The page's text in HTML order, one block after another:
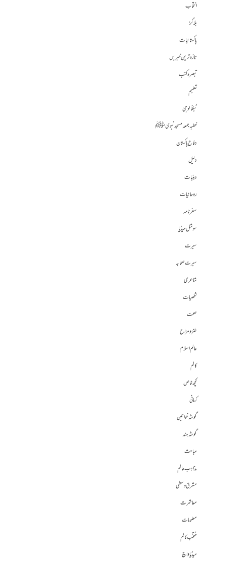
انتخاب
بلاگز
پاکستانیات
تازہ ترین خبریں
تبصرہ کتب
تعلیم
ٹیکنالوجی
خطبہ جمعہ مسجد نبوی ﷺ
دفاع پاکستان
دلیل
دینیات
روحانیات
سفرنامہ
سوشل میڈیا
سیرت
سیرت صحابہ
شاعری
شخصیات
صحت
طنز و مزاح
عالم اسلام
کالم
کچھ خاص
کہانی
گوشہ خواتین
گوشہ ہند
مباحث
مذاہب عالم
مشرق وسطی
معاشرت
معلومات
منتخب کالم
میڈیا واچ